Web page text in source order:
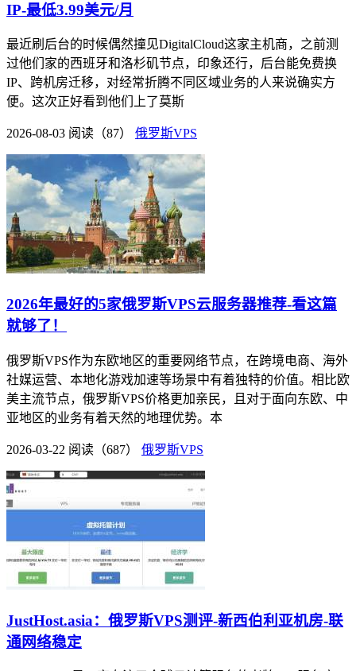
IP-最低3.99美元/月
最近刷后台的时候偶然撞见DigitalCloud这家主机商，之前测
过他们家的西班牙和洛杉矶节点，印象还行，后台能免费换
IP、跨机房迁移，对经常折腾不同区域业务的人来说确实方
便。这次正好看到他们上了莫斯
2026-08-03 阅读（87） 俄罗斯VPS
2026年最好的5家俄罗斯VPS云服务器推荐-看这篇
就够了！
俄罗斯VPS作为东欧地区的重要网络节点，在跨境电商、海外
社媒运营、本地化游戏加速等场景中有着独特的价值。相比欧
美主流节点，俄罗斯VPS价格更加亲民，且对于面向东欧、中
亚地区的业务有着天然的地理优势。本
2026-03-22 阅读（687） 俄罗斯VPS
JustHost.asia：俄罗斯VPS测评-新西伯利亚机房-联
通网络稳定